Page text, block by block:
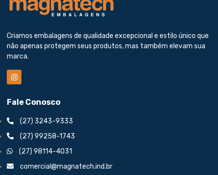
Criamos embalagens de qualidade excepcional e estilo único que
não apenas protegem seus produtos, mas também elevam sua
marca.
Fale Conosco
(27) 3243-9333
(27) 99258-1743
(27) 98114-4031
comercial@magnatech.ind.br